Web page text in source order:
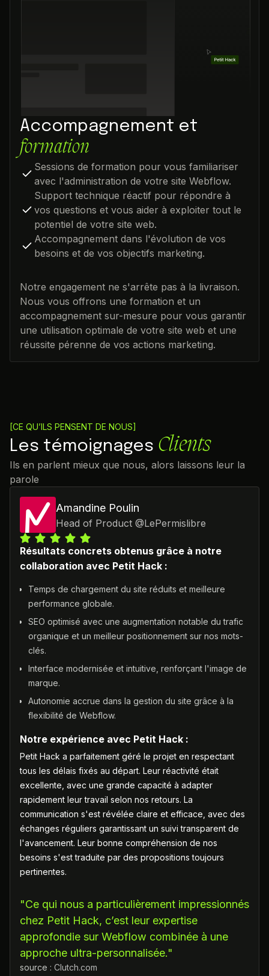
Accompagnement et
formation
Sessions de formation pour vous familiariser
avec l'administration de votre site Webflow.
Support technique réactif pour répondre à
vos questions et vous aider à exploiter tout le
potentiel de votre site web.
Accompagnement dans l'évolution de vos
besoins et de vos objectifs marketing.
Notre engagement ne s'arrête pas à la livraison.
Nous vous offrons une formation et un
accompagnement sur-mesure pour vous garantir
une utilisation optimale de votre site web et une
réussite pérenne de vos actions marketing.
[CE QU’ILS PENSENT DE NOUS]
Les témoignages Clients
Ils en parlent mieux que nous, alors laissons leur la
parole
Amandine Poulin
Head of Product @LePermislibre
Résultats concrets obtenus grâce à notre
collaboration avec Petit Hack :
Temps de chargement du site réduits et meilleure
performance globale.
SEO optimisé avec une augmentation notable du trafic
organique et un meilleur positionnement sur nos mots-
clés.
Interface modernisée et intuitive, renforçant l'image de
marque.
Autonomie accrue dans la gestion du site grâce à la
flexibilité de Webflow.
Notre expérience avec Petit Hack :
Petit Hack a parfaitement géré le projet en respectant
tous les délais fixés au départ. Leur réactivité était
excellente, avec une grande capacité à adapter
rapidement leur travail selon nos retours. La
communication s'est révélée claire et efficace, avec des
échanges réguliers garantissant un suivi transparent de
l'avancement. Leur bonne compréhension de nos
besoins s'est traduite par des propositions toujours
pertinentes.
"Ce qui nous a particulièrement impressionnés
chez Petit Hack, c’est leur expertise
approfondie sur Webflow combinée à une
approche ultra-personnalisée."
source : Clutch.com